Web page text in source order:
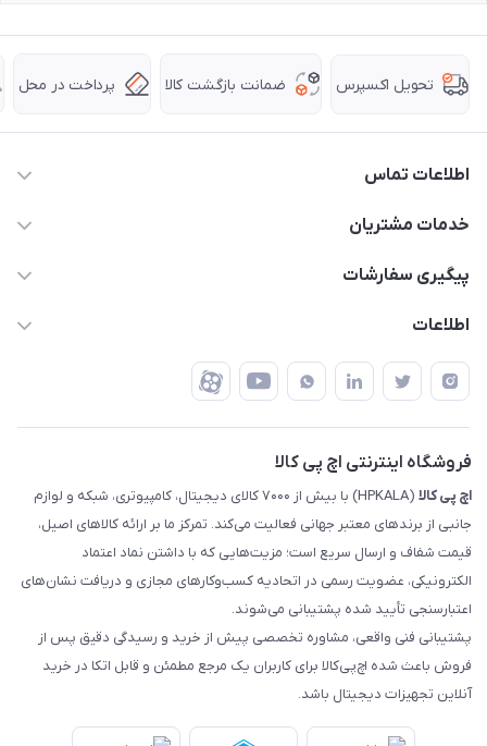
تحویل اکسپرس ضمانت بازگشت کالا پرداخت در محل
اطلاعات تماس
63 0000 43 - 021
تهران - طبقه سوم تجاری - پلاک 11014
خدمات مشتریان
قوانین و مقررات
ضمانت اصالت کالا
پیگیری سفارشات
رهگیری مرسولات پست
رهگیری مرسولات چاپار
رهگیری مرسولات ماهکس
اطلاعات
درباره ما
تماس با ما
فروشگاه اینترنتی اچ پی کالا
اچ‌ پی‌ کالا
(HPKALA) با بیش از ۷۰۰۰ کالای دیجیتال، کامپیوتری، شبکه و لوازم
جانبی از برندهای معتبر جهانی فعالیت می‌کند. تمرکز ما بر ارائه کالاهای اصیل،
قیمت شفاف و ارسال سریع است؛ مزیت‌هایی که با داشتن نماد اعتماد
الکترونیکی، عضویت رسمی در اتحادیه کسب‌وکارهای مجازی و دریافت نشان‌های
اعتبارسنجی تأیید شده پشتیبانی می‌شوند.
پشتیبانی فنی واقعی، مشاوره تخصصی پیش از خرید و رسیدگی دقیق پس از
فروش باعث شده اچ‌پی‌کالا برای کاربران یک مرجع مطمئن و قابل اتکا در خرید
آنلاین تجهیزات دیجیتال باشد.